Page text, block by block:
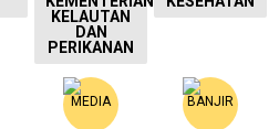
KELAUTAN
DAN
PERIKANAN